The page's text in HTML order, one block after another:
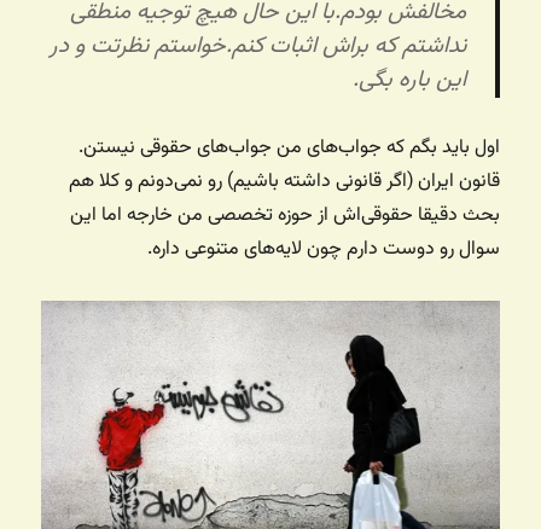
مخالفش بودم.با این حال هیچ توجیه منطقی
نداشتم که براش اثبات کنم.خواستم نظرتت و در
این باره بگی.
اول باید بگم که جواب‌های من جواب‌های حقوقی نیستن.
قانون ایران (اگر قانونی داشته باشیم) رو نمی‌دونم و کلا هم
بحث دقیقا حقوقی‌اش از حوزه تخصصی من خارجه اما این
سوال رو دوست دارم چون لایه‌های متنوعی داره.